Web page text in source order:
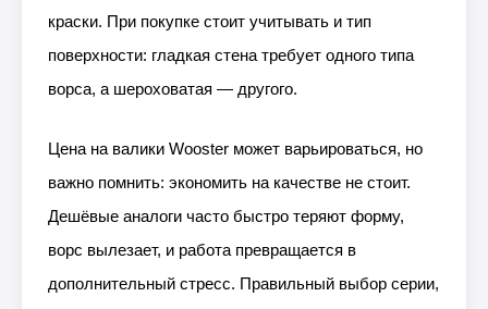
краски. При покупке стоит учитывать и тип
поверхности: гладкая стена требует одного типа
ворса, а шероховатая — другого.
Цена на валики Wooster может варьироваться, но
важно помнить: экономить на качестве не стоит.
Дешёвые аналоги часто быстро теряют форму,
ворс вылезает, и работа превращается в
дополнительный стресс. Правильный выбор серии,